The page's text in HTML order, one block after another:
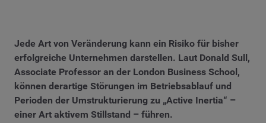
Jede Art von Veränderung kann ein Risiko für bisher
erfolgreiche Unternehmen darstellen. Laut Donald Sull,
Associate Professor an der London Business School,
können derartige Störungen im Betriebsablauf und
Perioden der Umstrukturierung zu „Active Inertia“ –
einer Art aktivem Stillstand – führen.